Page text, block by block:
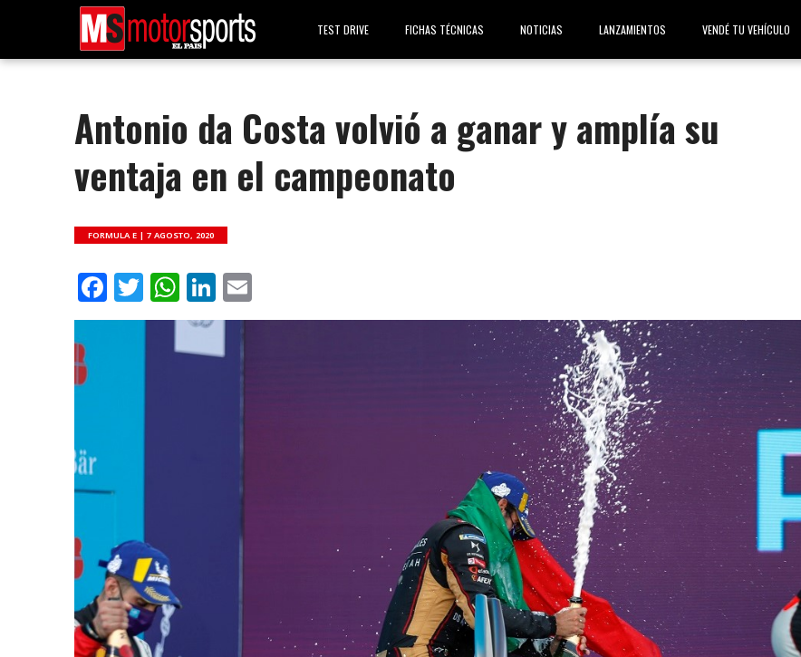
TEST DRIVE FICHAS TÉCNICAS NOTICIAS LANZAMIENTOS VENDÉ TU VEHÍCULO
Antonio da Costa volvió a ganar y amplía su
ventaja en el campeonato
FORMULA E |7 AGOSTO, 2020
Facebook
Twitter
WhatsApp
LinkedIn